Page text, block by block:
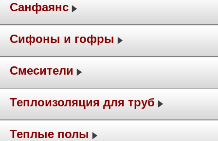
Санфаянс
Сифоны и гофры
Смесители
Теплоизоляция для труб
Теплые полы